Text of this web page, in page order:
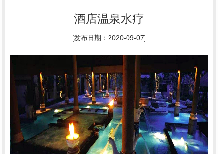
酒店温泉水疗
[发布日期：2020-09-07]